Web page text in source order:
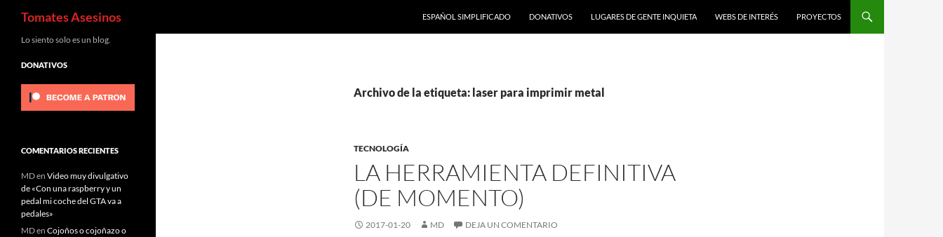
Saltar
Tomates Asesinos ESPAÑOL SIMPLIFICADO DONATIVOS LUGARES DE GENTE INQUIETA WEBS DE INTERÉS PROYECTOS
Archivo de la etiqueta: laser para imprimir metal
TECNOLOGÍA
LA HERRAMIENTA DEFINITIVA
(DE MOMENTO)
2017-01-20 MD DEJA UN COMENTARIO
Lo siento solo es un blog.
DONATIVOS
COMENTARIOS RECIENTES
MDen Video muy divulgativo
de «Con una raspberry y un
pedal mi coche del GTA va a
pedales»
MDen Cojoños o cojoñazo o